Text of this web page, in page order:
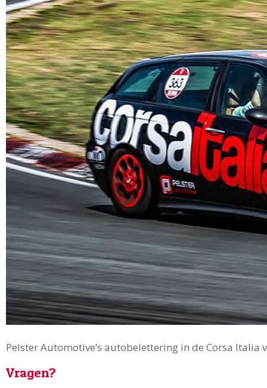
Pelster Automotive’s autobelettering in de Corsa Italia
Vragen?